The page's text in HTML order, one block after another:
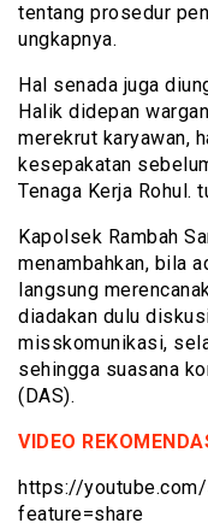
tentang prosedur
ungkapnya.
Hal senada juga
Halik didepan
merekrut karyawan,
kesepakatan
Tenaga Kerja Rohul.
Kapolsek Rambah
menambahkan, bila
langsung
diadakan dulu
misskomunikasi,
sehingga suasana
(DAS).
VIDEO
https://
feature=share